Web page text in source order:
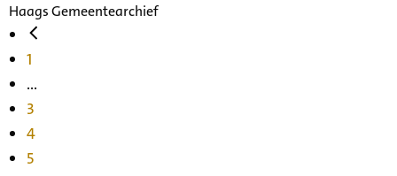
Haags Gemeentearchief
1
...
3
4
5